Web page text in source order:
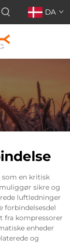
DA
en kritisk
sikre og
luftledninger
forbindelsesdel
kompressorer
enheder
og